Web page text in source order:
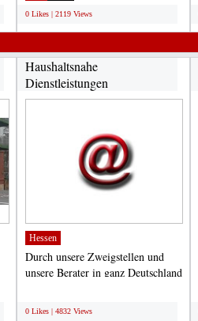
0 Likes | 2119 Views
Haushaltsnahe
Dienstleistungen
Hessen
Durch unsere Zweigstellen und
unsere Berater in ganz Deutschland
0 Likes | 4832 Views